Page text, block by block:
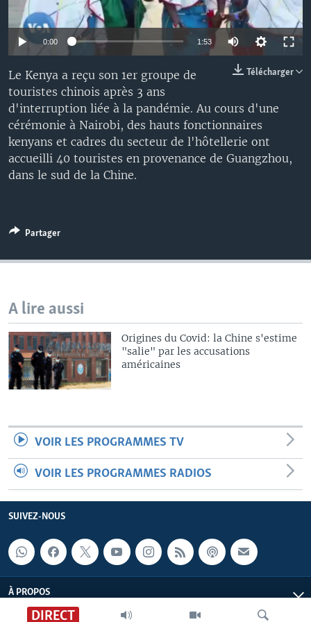
DIRECT
0:00 1:53
Télécharger
Le Kenya a reçu son 1er groupe de
touristes chinois après 3 ans
d'interruption liée à la pandémie. Au cours d'une
cérémonie à Nairobi, des hauts fonctionnaires
kenyans et cadres du secteur de l'hôtellerie ont
accueilli 40 touristes en provenance de Guangzhou,
dans le sud de la Chine.
Partager
A lire aussi
Origines du Covid: la Chine s'estime
"salie" par les accusations
américaines
VOIR LES PROGRAMMES TV
VOIR LES PROGRAMMES RADIOS
SUIVEZ-NOUS
À PROPOS